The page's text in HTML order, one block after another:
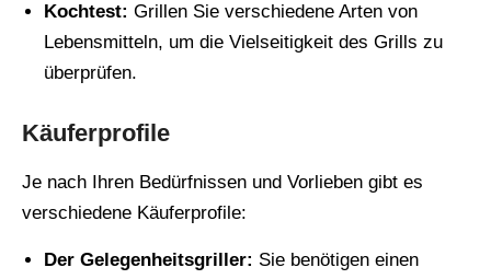
Kochtest: Grillen Sie verschiedene Arten von
Lebensmitteln, um die Vielseitigkeit des Grills zu
überprüfen.
Käuferprofile
Je nach Ihren Bedürfnissen und Vorlieben gibt es
verschiedene Käuferprofile:
Der Gelegenheitsgriller: Sie benötigen einen